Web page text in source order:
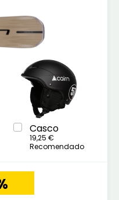
Casco
19,25 €
Recomendado